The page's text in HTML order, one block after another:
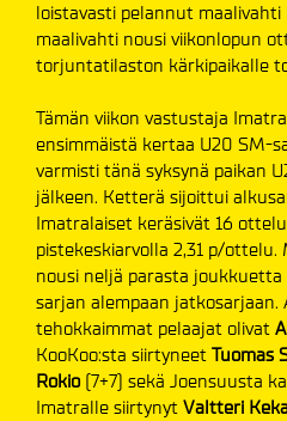
loistavasti pelannut maalivahti
maalivahti nousi viikonlopun
torjuntatilaston kärkipaikalle
Tämän viikon vastustaja
ensimmäistä kertaa U20 SM-
varmisti tänä syksynä paikan
jälkeen. Ketterä sijoittui
Imatralaiset keräsivät 16
pistekeskiarvolla 2,31 p/
nousi neljä parasta
sarjan alempaan jatkosarjaan.
tehokkaimmat pelaajat olivat
KooKoo:sta siirtyneet Tuomas
Rokio(7+7) sekä Joensuusta
Imatralle siirtynyt Valtteri